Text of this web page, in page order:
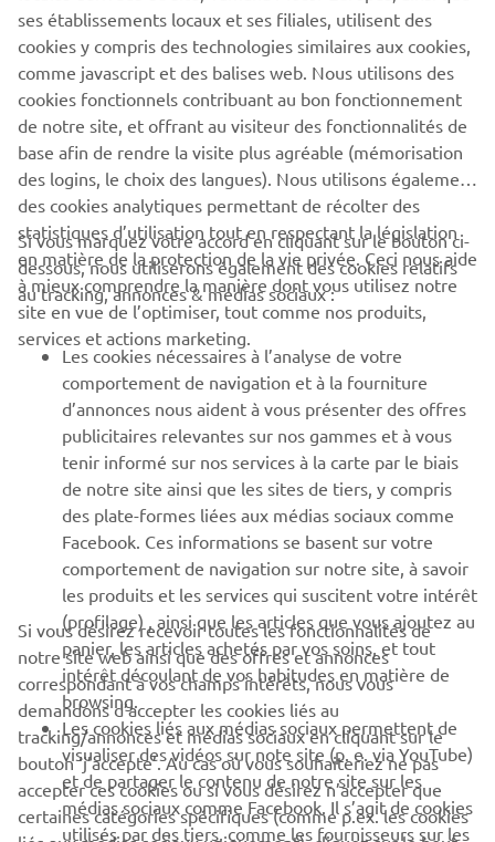
CORPORATE
BUSINESS
PLUS DE YAMAHA
SOUTIEN
BULLETIN
Soyez le premier à connaître les dernières offres, les événements
spéciaux, les nouveautés et bien plus encore
S'ABONNER
Lisez notre politique de confidentialité pour savoir comment
nous traitons vos données personnelles :Politique de
Confidentialité
ses établissements locaux et ses filiales, utilisent des
cookies y compris des technologies similaires aux cookies,
comme javascript et des balises web. Nous utilisons des
cookies fonctionnels contribuant au bon fonctionnement
de notre site, et offrant au visiteur des fonctionnalités de
base afin de rendre la visite plus agréable (mémorisation
des logins, le choix des langues). Nous utilisons également
des cookies analytiques permettant de récolter des
statistiques d’utilisation tout en respectant la législation
en matière de la protection de la vie privée. Ceci nous aide
à mieux comprendre la manière dont vous utilisez notre
site en vue de l’optimiser, tout comme nos produits,
services et actions marketing.
Si vous marquez votre accord en cliquant sur le bouton ci-
dessous, nous utiliserons également des cookies relatifs
au tracking, annonces & médias sociaux :
Les cookies nécessaires à l’analyse de votre
comportement de navigation et à la fourniture
d’annonces nous aident à vous présenter des offres
publicitaires relevantes sur nos gammes et à vous
tenir informé sur nos services à la carte par le biais
de notre site ainsi que les sites de tiers, y compris
des plate-formes liées aux médias sociaux comme
Facebook. Ces informations se basent sur votre
comportement de navigation sur notre site, à savoir
les produits et les services qui suscitent votre intérêt
(profilage) , ainsi que les articles que vous ajoutez au
panier, les articles achetés par vos soins, et tout
intérêt découlant de vos habitudes en matière de
browsing.
Les cookies liés aux médias sociaux permettent de
visualiser des vidéos sur note site (p. e. via YouTube)
et de partager le contenu de notre site sur les
médias sociaux comme Facebook. Il s’agit de cookies
utilisés par des tiers, comme les fournisseurs sur les
Si vous désirez recevoir toutes les fonctionnalités de
notre site web ainsi que des offres et annonces
correspondant à vos champs intérêts, nous vous
demandons d’accepter les cookies liés au
tracking/annonces et médias sociaux en cliquant sur le
bouton ‘j’accepte’. Au cas où vous souhaiteriez ne pas
accepter ces cookies ou si vous désirez n’accepter que
certaines catégories spécifiques (comme p.ex. les cookies